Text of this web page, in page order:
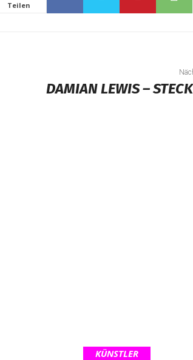
Teilen
DAMIAN LEWIS –
KÜNSTLER